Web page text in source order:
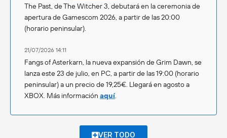
The Past, de The Witcher 3, debutará en la ceremonia de
apertura de Gamescom 2026, a partir de las 20:00
(horario peninsular).
21/07/2026 14:11
Fangs of Asterkarn, la nueva expansión de Grim Dawn, se
lanza este 23 de julio, en PC, a partir de las 19:00 (horario
peninsular) a un precio de 19,25€. Llegará en agosto a
XBOX. Más información aquí.
VER TODO